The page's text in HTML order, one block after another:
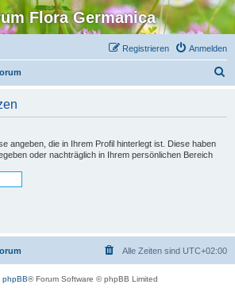
Flora Germanica
Anmelden
Registrieren
angeben, die in Ihrem Profil hinterlegt ist. Diese haben
oder nachträglich in Ihrem persönlichen Bereich
Alle Zeiten sind UTC+02:00
phpBB® Forum Software © phpBB Limited